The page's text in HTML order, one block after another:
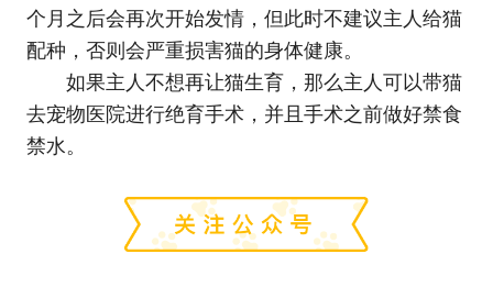
个月之后会再次开始发情，但此时不建议主人给猫
配种，否则会严重损害猫的身体健康。
如果主人不想再让猫生育，那么主人可以带猫
去宠物医院进行绝育手术，并且手术之前做好禁食
禁水。